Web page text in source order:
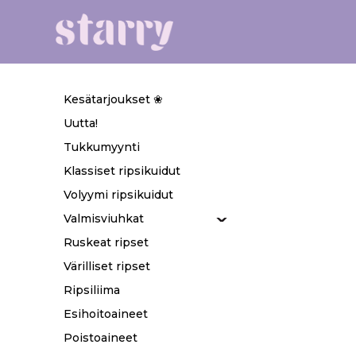
Kesätarjoukset ❀
Uutta!
Tukkumyynti
Klassiset ripsikuidut
Volyymi ripsikuidut
Valmisviuhkat
Ruskeat ripset
Värilliset ripset
Ripsiliima
Esihoitoaineet
Poistoaineet